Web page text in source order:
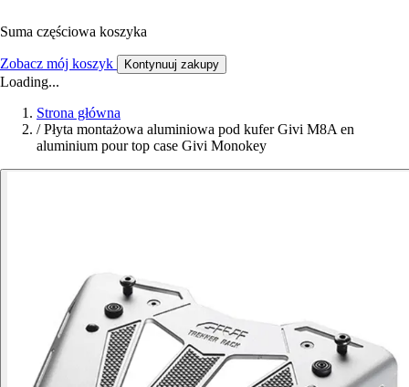
Suma częściowa koszyka
Zobacz mój koszyk Kontynuuj zakupy
Loading...
Strona główna
/ Płyta montażowa aluminiowa pod kufer Givi M8A en
aluminium pour top case Givi Monokey